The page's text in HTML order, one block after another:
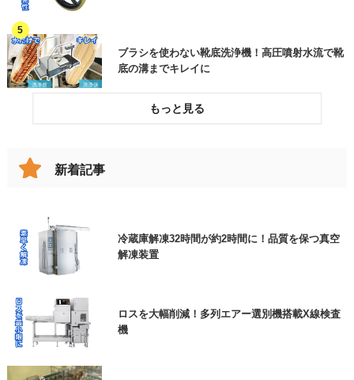
客様は、ご用件欄に商品名をご入力いただきますよ
うご協力よろしくお願いいたします。
個人情報保護方針
その他機械
その他(製品分類)
ブラシを使わない靴底洗浄機！高圧噴射水流で靴
底の溝までキレイに
破損したコンベヤベルトを交換してリスクを低減
新着記事
冷蔵庫解凍32時間が約2時間に！品質を保つ真空
解凍装置
ロスを大幅削減！多列エアー選別機搭載X線検査
機